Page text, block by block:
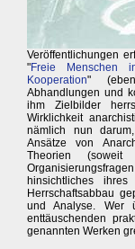
Veröffentlichungen
"Freie Menschen
Kooperation"
Abhandlungen und
ihm Zielbilder
Wirklichkeit
nämlich nun
Ansätze von
Theorien
hinsichtliches
Herrschaftsabbau
und Analyse. Wer
enttäuschenden
genannten Werken